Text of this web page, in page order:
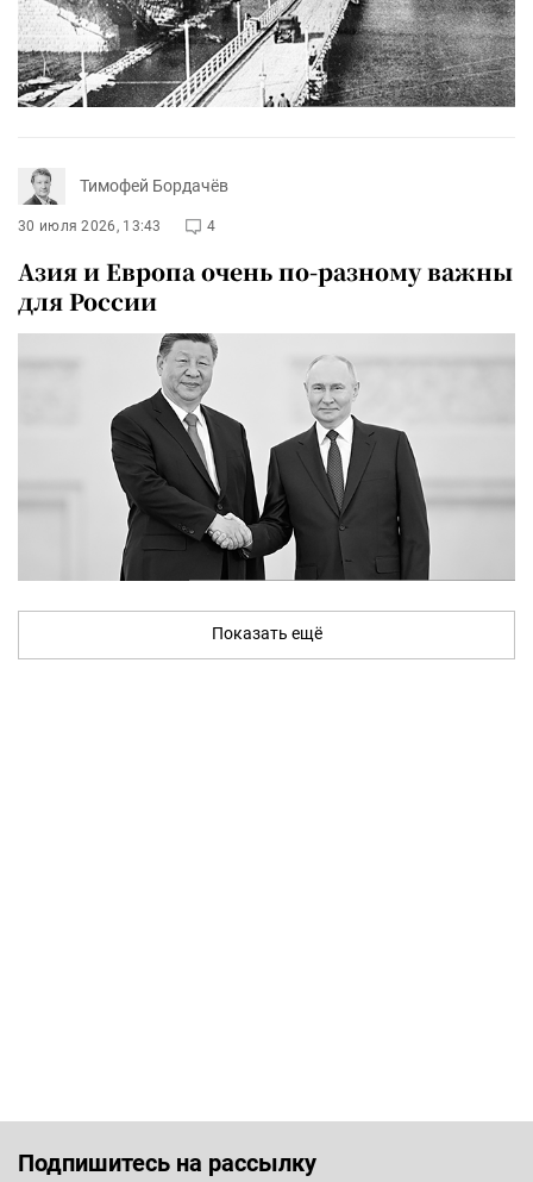
Тимофей Бордачёв
30 июля 2026, 13:43 4
Азия и Европа очень по-разному важны
для России
Показать ещё
Подпишитесь на рассылку